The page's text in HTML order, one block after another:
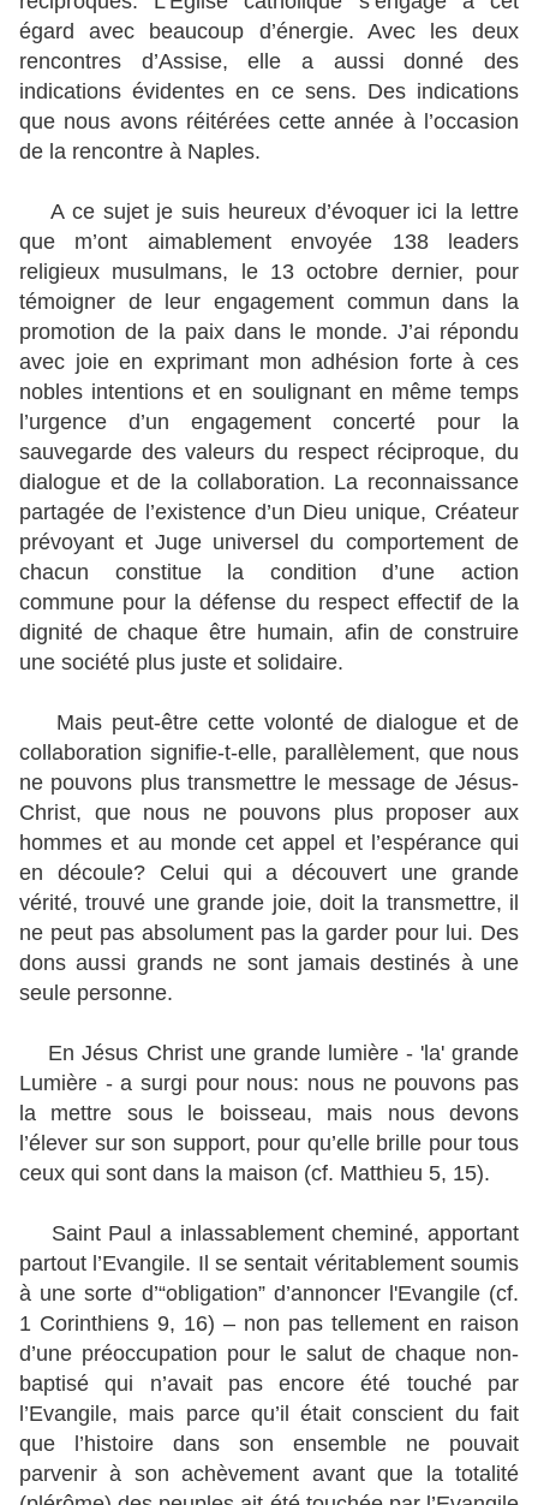
égard avec beaucoup d’énergie. Avec les deux
rencontres d’Assise, elle a aussi donné des
indications évidentes en ce sens. Des indications
que nous avons réitérées cette année à l’occasion
de la rencontre à Naples.
A ce sujet je suis heureux d’évoquer ici la lettre
que m’ont aimablement envoyée 138 leaders
religieux musulmans, le 13 octobre dernier, pour
témoigner de leur engagement commun dans la
promotion de la paix dans le monde. J’ai répondu
avec joie en exprimant mon adhésion forte à ces
nobles intentions et en soulignant en même temps
l’urgence d’un engagement concerté pour la
sauvegarde des valeurs du respect réciproque, du
dialogue et de la collaboration. La reconnaissance
partagée de l’existence d’un Dieu unique, Créateur
prévoyant et Juge universel du comportement de
chacun constitue la condition d’une action
commune pour la défense du respect effectif de la
dignité de chaque être humain, afin de construire
une société plus juste et solidaire.
Mais peut-être cette volonté de dialogue et de
collaboration signifie-t-elle, parallèlement, que nous
ne pouvons plus transmettre le message de Jésus-
Christ, que nous ne pouvons plus proposer aux
hommes et au monde cet appel et l’espérance qui
en découle? Celui qui a découvert une grande
vérité, trouvé une grande joie, doit la transmettre, il
ne peut pas absolument pas la garder pour lui. Des
dons aussi grands ne sont jamais destinés à une
seule personne.
En Jésus Christ une grande lumière - 'la' grande
Lumière - a surgi pour nous: nous ne pouvons pas
la mettre sous le boisseau, mais nous devons
l’élever sur son support, pour qu’elle brille pour tous
ceux qui sont dans la maison (cf. Matthieu 5, 15).
Saint Paul a inlassablement cheminé, apportant
partout l’Evangile. Il se sentait véritablement soumis
à une sorte d’“obligation” d’annoncer l'Evangile (cf.
1 Corinthiens 9, 16) – non pas tellement en raison
d’une préoccupation pour le salut de chaque non-
baptisé qui n’avait pas encore été touché par
l’Evangile, mais parce qu’il était conscient du fait
que l’histoire dans son ensemble ne pouvait
parvenir à son achèvement avant que la totalité